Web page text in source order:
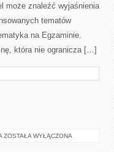
może znaleźć wyjaśnienia
tematów
na Egzaminie.
która nie ogranicza […]
SALE
ZOSTAŁA WYŁĄCZONA